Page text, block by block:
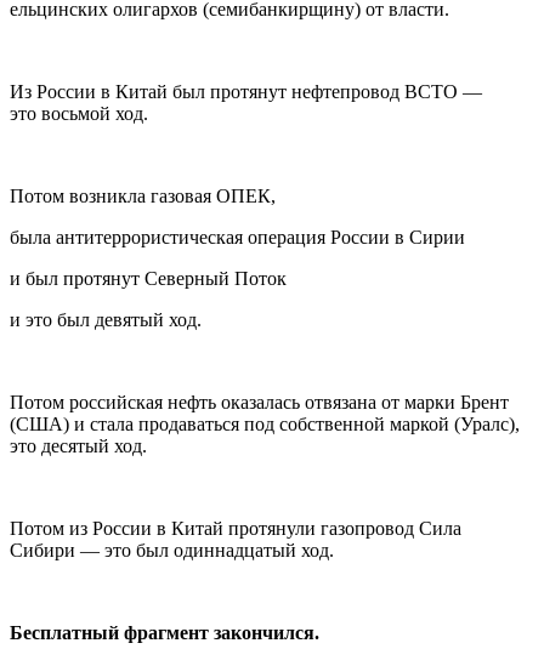
ельцинских олигархов (семибанкирщину) от власти.
Из России в Китай был протянут нефтепровод ВСТО —
это восьмой ход.
Потом возникла газовая ОПЕК,
была антитеррористическая операция России в Сирии
и был протянут Северный Поток
и это был девятый ход.
Потом российская нефть оказалась отвязана от марки Брент
(США) и стала продаваться под собственной маркой (Уралс),
это десятый ход.
Потом из России в Китай протянули газопровод Сила
Сибири — это был одиннадцатый ход.
Бесплатный фрагмент закончился.